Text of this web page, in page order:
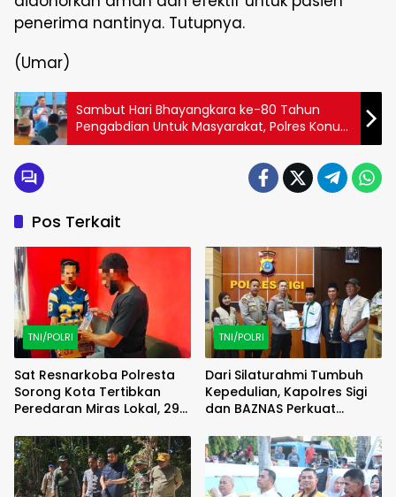
penerima nantinya. Tutupnya.
(Umar)
Sambut Hari Bhayangkara ke-80 Tahun
Pengabdian Untuk Masyarakat, Polres Konut
Gelar Turnamen Tenis Kapolres Cup 2026
Pos Terkait
TNI/POLRI
Sat Resnarkoba Polresta
Sorong Kota Tertibkan
Peredaran Miras Lokal, 29
TNI/POLRI
Dari Silaturahmi Tumbuh
Kepedulian, Kapolres Sigi
dan BAZNAS Perkuat